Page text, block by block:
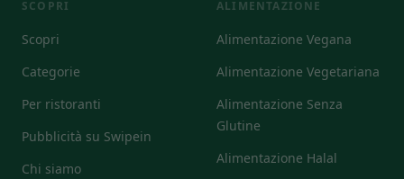
SCOPRI
Scopri
Categorie
Per ristoranti
Pubblicità su Swipein
Chi siamo
ALIMENTAZIONE
Alimentazione Vegana
Alimentazione Vegetariana
Alimentazione Senza
Glutine
Alimentazione Halal